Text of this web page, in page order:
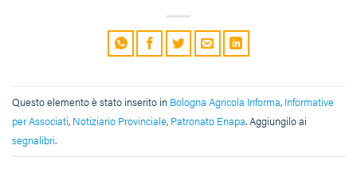
Questo elemento è stato inserito in Bologna Agricola Informa, Informative
per Associati, Notiziario Provinciale, Patronato Enapa. Aggiungilo ai
segnalibri.